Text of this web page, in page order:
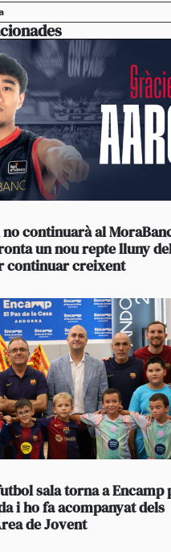
continuarà al
un nou repte lluny
continuar creixent
sala torna a Encamp
i ho fa acompanyat dels
de Jovent